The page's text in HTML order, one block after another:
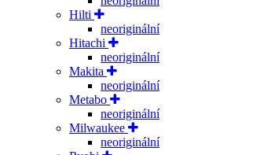
Hilti
neoriginální
Hitachi
neoriginální
Makita
neoriginální
Metabo
neoriginální
Milwaukee
neoriginální